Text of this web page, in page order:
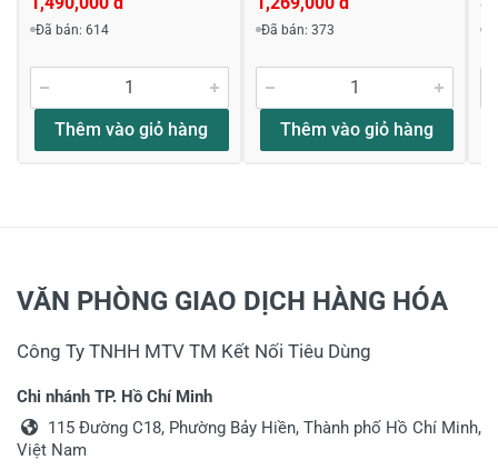
Đã bán: 614
Thêm vào giỏ hàng
Đã bán: 373
Thêm vào giỏ hàng
VĂN PHÒNG GIAO DỊCH HÀNG HÓA
Công Ty TNHH MTV TM Kết Nối Tiêu Dùng
Chi nhánh TP. Hồ Chí Minh
115 Đường C18, Phường Bảy Hiền, Thành phố Hồ Chí Minh,
Việt Nam